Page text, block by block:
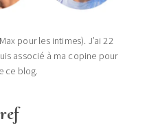
pour les intimes). J’ai 22
associé à ma copine pour
ce blog.